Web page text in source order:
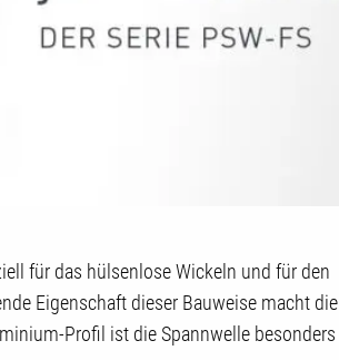
für das hülsenlose Wickeln und für den
Eigenschaft dieser Bauweise macht die
Profil ist die Spannwelle besonders